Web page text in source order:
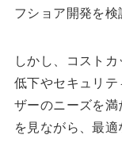
フショア開発を検
しかし、コスト
低下やセキュリ
ザーのニーズを
を見ながら、最適